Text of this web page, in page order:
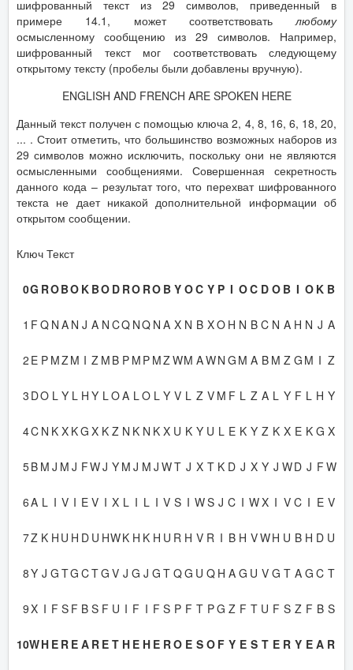
шифрованный текст из 29 символов, приведенный в
примере 14.1, может соответствоватьлюбому
осмысленному сообщению из 29 символов. Например,
шифрованный текст мог соответствовать следующему
открытому тексту (пробелы были добавлены вручную).
ENGLISH AND FRENCH ARE SPOKEN HERE
Данный текст получен с помощью ключа 2, 4, 8, 16, 6, 18, 20,
... . Стоит отметить, что большинство возможных наборов из
29 символов можно исключить, поскольку они не являются
осмысленными сообщениями. Совершенная секретность
данного кода – результат того, что перехват шифрованного
текста не дает никакой дополнительной информации об
открытом сообщении.
Ключ Текст
0G ROBO K BO D RO RO B Y OC Y P I OC D O B I O K B
1 F Q N A N J A N CQ NQ N A X N B XO H N B C N A H N J A
2 E P MZM I Z M B P M P MZWM AWN G M A B M Z G M I Z
3 DO L Y L H Y LOA LO L Y V L Z V M F L Z A L Y F L H Y
4C N K X KG X K Z N K N K X U K Y U L E K Y Z K X E K G X
5B M J M J FWJ Y M J M J WT J X T K D J X Y J WD J F W
6A L I V I E V I X L I L I V S I WS J C I WX I V C I E V
7Z K H U H D U HWK H K H U R H V R I B H VWH U B H D U
8Y J G TG CTG V J G J G T QG U Q H A G U V G T A G C T
9X I F S F B S F U I F I F S P F T PG Z F T U F S Z F B S
10WH E R E A R E T H E H E RO E S O F Y E S T E R Y E A R